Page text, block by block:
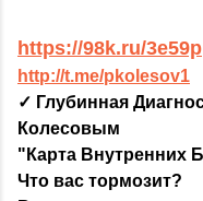
https://98k.ru/3e59p
http://t.me/pkolesov1
✓ Глубинная
Колесовым
"Карта Внутренних
Что вас тормозит?